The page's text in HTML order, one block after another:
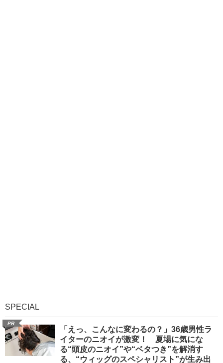
SPECIAL
PR
「えっ、こんなに変わるの？」36歳男性ラ
イターのニオイが激変！ 夏場に気にな
る“頭皮のニオイ”や“ベタつき”を解消す
る、“ウィッグのスペシャリスト”が生み出